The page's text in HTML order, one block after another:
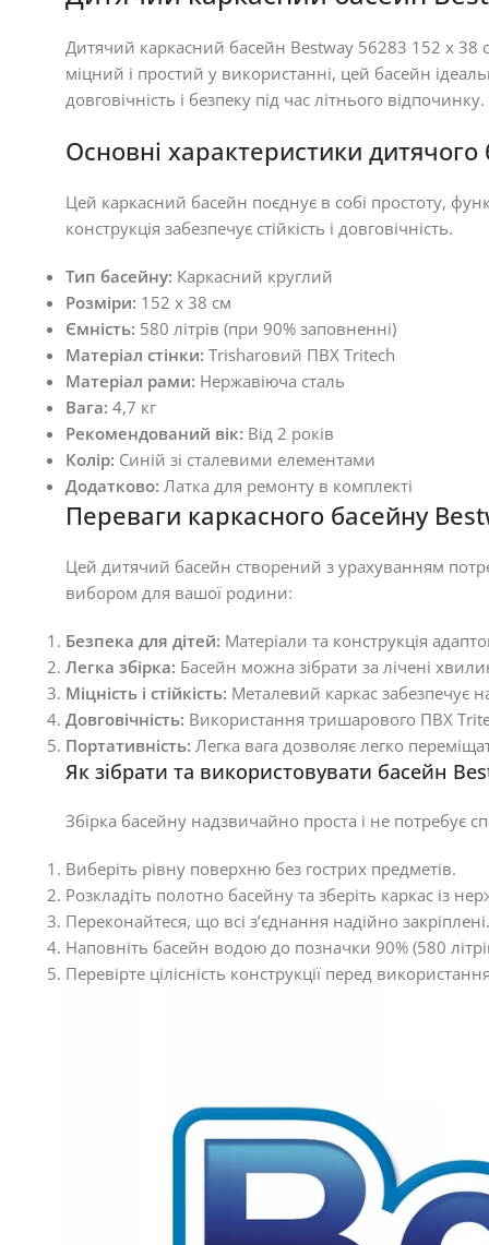
Дитячий каркасний басейн Bestway 56283 152 х 38
міцний і простий у використанні, цей басейн
довговічність і безпеку під час літнього відпочинку.
Основні характеристики
Цей каркасний басейн поєднує в собі простоту,
конструкція забезпечує стійкість і довговічність.
Тип басейну: Каркасний круглий
Розміри: 152 х 38 см
Ємність: 580 літрів (при 90% заповненні)
Матеріал стінки: Тrisharовий ПВХ Tritech
Матеріал рами: Нержавіюча сталь
Вага: 4,7 кг
Рекомендований вік: Від 2 років
Колір: Синій зі сталевими елементами
Додатково: Латка для ремонту в комплекті
Переваги каркасного басейну
Цей дитячий басейн створений з урахуванням
вибором для вашої родини:
Безпека для дітей: Матеріали та конструкція
Легка збірка: Басейн можна зібрати за лічені
Міцність і стійкість: Металевий каркас забезпечує
Довговічність: Використання тришарового ПВХ
Портативність: Легка вага дозволяє легко
Як зібрати та використовувати басейн
Збірка басейну надзвичайно проста і не потребує
Виберіть рівну поверхню без гострих предметів.
Розкладіть полотно басейну та зберіть каркас із
Переконайтеся, що всі з’єднання надійно закріплені.
Наповніть басейн водою до позначки 90% (580
Перевірте цілісність конструкції перед